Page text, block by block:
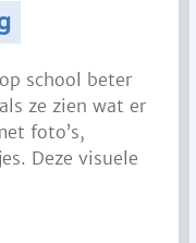
school beter
ze zien wat er
foto’s,
Deze visuele